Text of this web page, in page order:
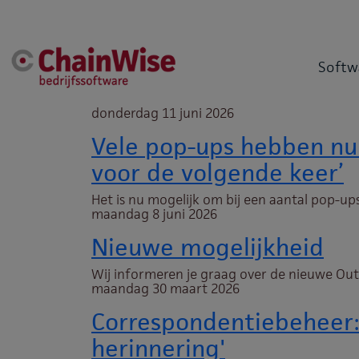
donderdag 11 juni 2026
Vele pop-ups hebben
voor de volgende keer’
Het is nu mogelijk om bij een aantal pop-
maandag 8 juni 2026
Nieuwe mogelijkheid
Wij informeren je graag over de nieuwe
maandag 30 maart 2026
herinnering'